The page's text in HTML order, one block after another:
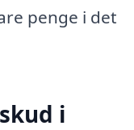
penge i det
i